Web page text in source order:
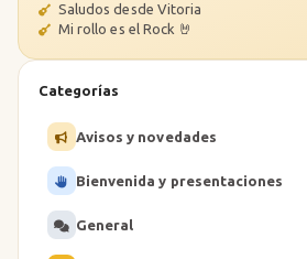
Saludos desde Vitoria
Mi rollo es el Rock 🤘
Categorías
Avisos y novedades
Bienvenida y presentaciones
General